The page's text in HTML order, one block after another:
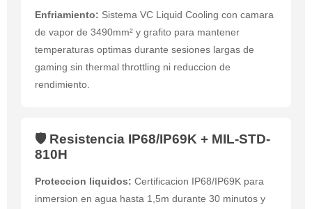
Enfriamiento: Sistema VC Liquid Cooling con camara
de vapor de 3490mm² y grafito para mantener
temperaturas optimas durante sesiones largas de
gaming sin thermal throttling ni reduccion de
rendimiento.
🛡️ Resistencia IP68/IP69K + MIL-STD-
810H
Proteccion liquidos: Certificacion IP68/IP69K para
inmersion en agua hasta 1,5m durante 30 minutos y